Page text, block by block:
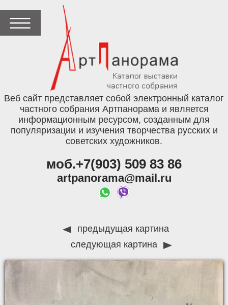
Веб сайт представляет собой электронный каталог
частного собрания Артпанорама и является
информационным ресурсом, созданным для
популяризации и изучения творчества русских и
советских художников.
моб.+7(903) 509 83 86
artpanorama@mail.ru
предыдущая картина
следующая картина